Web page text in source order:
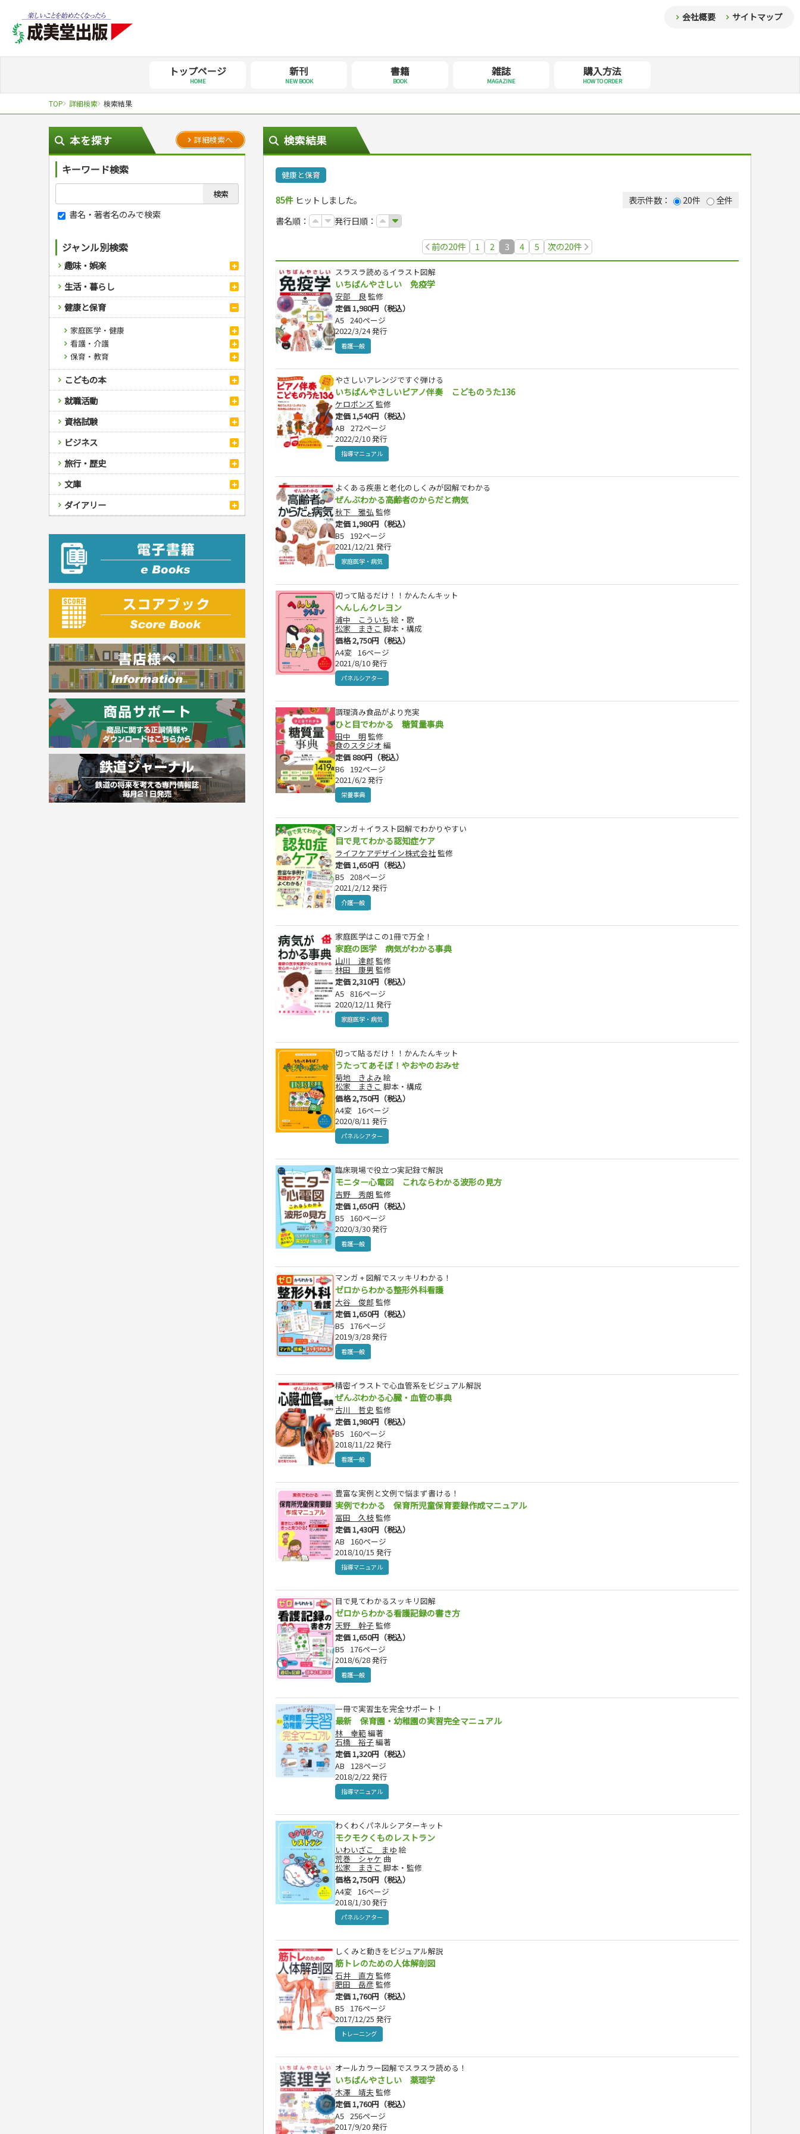
会社概要 サイトマップ
トップページ
HOME
新刊
NEW BOOK
書籍
BOOK
雑誌
MAGAZINE
購入方法
HOW TO ORDER
TOP 詳細検索 検索結果
本を探す 詳細検索へ
キーワード検索
書名・著者名のみで検索
ジャンル別検索
趣味・娯楽
スポーツ
スポーツルール
野球
ゴルフ
トレーニング
ジュニアスポーツ
その他スポーツ
自然・アウトドア・ペット
アウトドア
犬・猫
ペット・飼育
園芸・野菜づくり
雑学
娯楽・ゲーム・占い
ナンプレ
囲碁・将棋・麻雀
ゲーム・マジック
家相・風水・占い
カルチャー・芸術・趣味
鉄道・車・自転車
音楽・楽器
趣味・鑑賞・カメラ
絵画・デッサン
俳句・詩・ことば
辞典・語学
辞典
語学・旅行会話
運転免許
原付・二輪
普通免許
その他免許
生活・暮らし
料理
料理・レシピ
おもてなし・ごちそう料理
各国料理
お弁当
健康メニュー・ダイエット
調理器具クッキング
お菓子・ケーキ・パン
飲み物・お酒
手芸・クラフト
編み物
ソーイング
クラフト
住まい・インテリア・暮らし
インテリア・ハウジング
収納・掃除・暮らし
美容・ファッション
ダイエット・エクササイズ
メイク・ネイル・ヘア
着物・着つけ
冠婚葬祭・手紙・ペン字
冠婚葬祭・スピーチ・マナー
手紙・ペン字
妊娠・出産・育児
妊娠・出産・育児
離乳食・幼児食・こどもレシピ
健康と保育
家庭医学・健康
ツボ・マッサージ
家庭医学・病気
健康知識
栄養事典
生活習慣病
看護・介護
看護一般
介護一般
保育・教育
パネルシアター
指導マニュアル
こどもの本
児童一般
おりがみ・あやとり
なぞなぞ・ゲーム
占い・心理ゲーム
のりもの・ずかん
読み物・絵本
音と光のでる絵本
学参・ドリル
夏休みドリル
総復習ドリル
学習・地図
自由研究・読書感想文
えんぴつちょう
就職活動
就職活動
就職試験
公務員試験
資格試験
検定試験・資格試験
英語検定・TOEIC
漢字検定・数学検定
簿記検定
ケアマネジャー
介護・社会福祉士
司法書士・社労士
行政書士・宅建
FP
衛生管理・運行管理
建築・土木
電気・危険物
調理師
スキル・キャリアアップ
危険物取扱者
消防設備士
登録販売者
その他資格試験
ビジネス
経営・経済・法律
マネー・株・資産
簿記・経理・税金・保険
その他ビジネス
自己啓発
ビジネス読み物
旅行・歴史
国内・海外旅行
国外旅行
国内旅行
散歩・グルメ
地理・歴史
地理・地図
歴史
文庫
文庫
成美文庫
ダイアリー
プラチナダイアリー プレステージ
検索結果
健康と保育
85件 ヒットしました。 表示件数： 20件
全件
書名順：
発行日順：
前の20件 1 2 3 4 5 次の20件
スラスラ読めるイラスト図解
いちばんやさしい 免疫学
安部 良 監修
定価 1,980円（税込）
A5 240ページ
2022/3/24 発行
看護一般
やさしいアレンジですぐ弾ける
いちばんやさしいピアノ伴奏 こどものうた136
ケロポンズ 監修
定価 1,540円（税込）
AB 272ページ
2022/2/10 発行
指導マニュアル
よくある疾患と老化のしくみが図解でわかる
ぜんぶわかる高齢者のからだと病気
秋下 雅弘 監修
定価 1,980円（税込）
B5 192ページ
2021/12/21 発行
家庭医学・病気
切って貼るだけ！！かんたんキット
へんしんクレヨン
浦中 こういち 絵・歌
松家 まきこ 脚本・構成
価格 2,750円（税込）
A4変 16ページ
2021/8/10 発行
パネルシアター
調理済み食品がより充実
ひと目でわかる 糖質量事典
田中 明監修
食のスタジオ 編
定価 880円（税込）
B6 192ページ
2021/6/2 発行
栄養事典
マンガ＋イラスト図解でわかりやすい
目で見てわかる認知症ケア
ライフケアデザイン株式会社監修
定価 1,650円（税込）
B5 208ページ
2021/2/12 発行
介護一般
家庭医学はこの1冊で万全！
家庭の医学 病気がわかる事典
山川 達郎 監修
林田 康男 監修
定価 2,310円（税込）
A5 816ページ
2020/12/11 発行
家庭医学・病気
切って貼るだけ！！かんたんキット
うたってあそぼ！やおやのおみせ
菊地 きよみ絵
松家 まきこ 脚本・構成
価格 2,750円（税込）
A4変 16ページ
2020/8/11 発行
パネルシアター
臨床現場で役立つ実記録で解説
モニター心電図 これならわかる波形の見方
吉野 秀朗 監修
定価 1,650円（税込）
B5 160ページ
2020/3/30 発行
看護一般
マンガ + 図解でスッキリわかる！
ゼロからわかる整形外科看護
大谷 俊郎 監修
定価 1,650円（税込）
B5 176ページ
2019/3/28 発行
看護一般
精密イラストで心血管系をビジュアル解説
ぜんぶわかる心臓・血管の事典
古川 哲史 監修
定価 1,980円（税込）
B5 160ページ
2018/11/22 発行
看護一般
豊富な実例と文例で悩まず書ける！
実例でわかる 保育所児童保育要録作成マニュアル
冨田 久枝監修
定価 1,430円（税込）
AB
160ページ
2018/10/15 発行
指導マニュアル
目で見てわかるスッキリ図解
ゼロからわかる看護記録の書き方
天野 幹子監修
定価 1,650円（税込）
B5 176ページ
2018/6/28 発行
看護一般
一冊で実習生を完全サポート！
最新 保育園・幼稚園の実習完全マニュアル
林 幸範編著
石橋 裕子編著
定価 1,320円（税込）
AB
128ページ
2018/2/22 発行
指導マニュアル
わくわくパネルシアターキット
モクモクくものレストラン
いわいざこ まゆ 絵
荒巻 シャケ 曲
松家 まきこ 脚本・監修
価格 2,750円（税込）
A4変 16ページ
2018/1/30 発行
パネルシアター
しくみと動きをビジュアル解説
筋トレのための人体解剖図
石井 直方 監修
肥田 岳彦監修
定価 1,760円（税込）
B5 176ページ
2017/12/25 発行
トレーニング
オールカラー図解でスラスラ読める！
いちばんやさしい 薬理学
木澤 靖夫 監修
定価 1,760円（税込）
A5 256ページ
2017/9/20 発行